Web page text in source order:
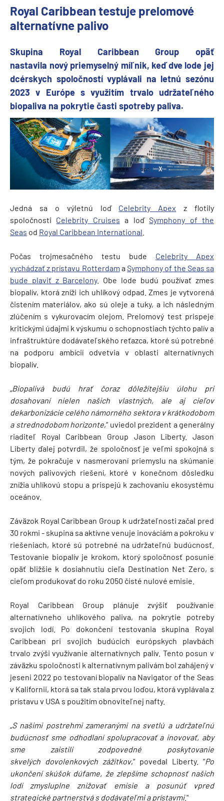
Royal Caribbean testuje prelomové
alternatívne palivo
Skupina Royal Caribbean Group opäť
nastavila nový priemyselný míľnik, keď dve lode jej
dcérskych spoločností vyplávali na letnú sezónu
2023 v Európe s využitím trvalo udržateľného
biopaliva na pokrytie časti spotreby paliva.
Jedná sa o výletnú loď Celebrity Apex z flotily
spoločnosti Celebrity Cruises a loďSymphony of the
Seas od Royal Caribbean International
Počas trojmesačného testu bude Celebrity Apex
vychádzať z prístavu Rotterdam aSymphony of the Seas sa
bude plaviť z Barcelony. Obe lode budú používať zmes
biopalív, ktorá zníži ich uhlíkový odpad. Zmes je vytvorená
čistením materiálov, ako sú oleje a tuky, a ich následným
zlúčením s vykurovacím olejom. Prelomový test prispeje
kritickými údajmi k výskumu o schopnostiach týchto palív a
infraštruktúre dodávateľského reťazca, ktoré sú potrebné
na podporu ambícií odvetvia v oblasti alternatívnych
biopalív.
„Biopalivá budú hrať čoraz dôležitejšiu úlohu pri
dosahovaní nielen našich vlastných, ale aj cieľov
dekarbonizácie celého námorného sektora v krátkodobom
a strednodobom horizonte,“ uviedol prezident a generálny
riaditeľ Royal Caribbean Group Jason Liberty. Jason
Liberty ďalej potvrdil, že spoločnosť je veľmi spokojná s
tým, že pokračuje v nasmerovaní priemyslu na skúmanie
nových palivových riešení, ktoré v konečnom dôsledku
znížia uhlíkovú stopu a prispejú k zachovaniu ekosystému
oceánov.
Záväzok Royal Caribbean Group k udržateľnosti začal pred
30 rokmi - skupina sa aktívne venuje inováciám a pokroku v
riešeniach, ktoré sú potrebné na udržateľnú budúcnosť.
Testovanie biopalív je krokom, ktorý spoločnosť posunie
opäť bližšie k dosiahnutiu cieľa Destination Net Zero, s
cieľom produkovať do roku 2050 čisté nulové emisie.
Royal Caribbean Group plánuje zvýšiť používanie
alternatívneho uhlíkového paliva, na pokrytie potreby
svojich lodí. Po dokončení testovania skupina Royal
Caribbean pri svojich budúcich európskych plavbách
trvalo zvýši využívanie alternatívnych palív. Tento posun v
záväzku spoločnosti k alternatívnym palivám bol zahájený v
jeseni 2022 po testovaní biopalív na Navigator of the Seas
v Kalifornii, ktorá sa tak stala prvou loďou, ktorá vyplávala z
prístavu v USA s použitím obnoviteľnej nafty.
„S našimi postrehmi zameranými na svetlú a udržateľnú
budúcnosť sme odhodlaní spolupracovať a inovovať, aby
sme zaistili zodpovedné poskytovanie
skvelých dovolenkových zážitkov,“ povedal Liberty. "Po
ukončení skúšok dúfame, že zlepšíme schopnosť našich
lodí zmysluplne znižovať emisie a posunúť vpred
strategické partnerstvá s dodávateľmi a prístavmi."